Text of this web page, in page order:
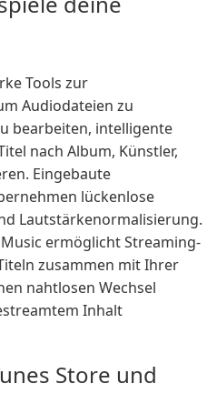
Tools zur
Audiodateien zu
bearbeiten, intelligente
nach Album, Künstler,
Eingebaute
lückenlose
Lautstärkenormalisierung.
ermöglicht Streaming-
zusammen mit Ihrer
nahtlosen Wechsel
Inhalt
Store und